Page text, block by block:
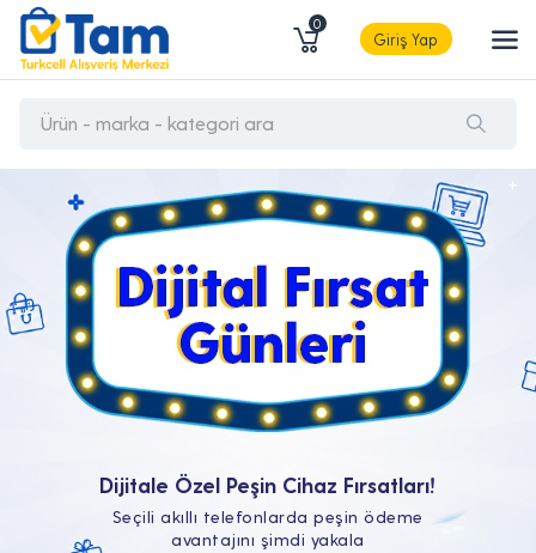
0
Giriş Yap